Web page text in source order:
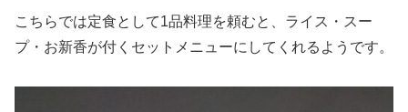
こちらでは定食として1品料理を頼むと、ライス・スー
プ・お新香が付くセットメニューにしてくれるようです。